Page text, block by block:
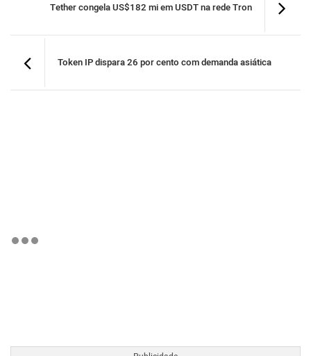
Tether congela US$182 mi em USDT na rede Tron
Token IP dispara 26 por cento com demanda asiática